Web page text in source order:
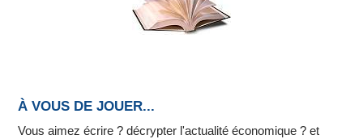
À VOUS DE JOUER...
Vous aimez écrire ? décrypter l'actualité économique ? et